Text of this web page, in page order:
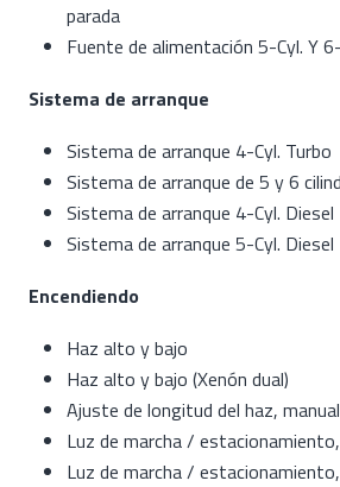
parada
Fuente de alimentación 5-Cyl. Y
Sistema de arranque
Sistema de arranque 4-Cyl. Turbo
Sistema de arranque de 5 y 6
Sistema de arranque 4-Cyl. Diesel
Sistema de arranque 5-Cyl. Diesel
Encendiendo
Haz alto y bajo
Haz alto y bajo (Xenón dual)
Ajuste de longitud del haz, manual
Luz de marcha /
Luz de marcha /